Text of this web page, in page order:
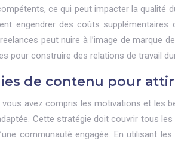
ce qui peut impacter la qualité
engendrer des coûts
peut nuire à l’image de marque
pour construire des relations de travail
de contenu pour
vous avez compris les motivations et les
Cette stratégie doit couvrir tous
communauté engagée. En utilisant